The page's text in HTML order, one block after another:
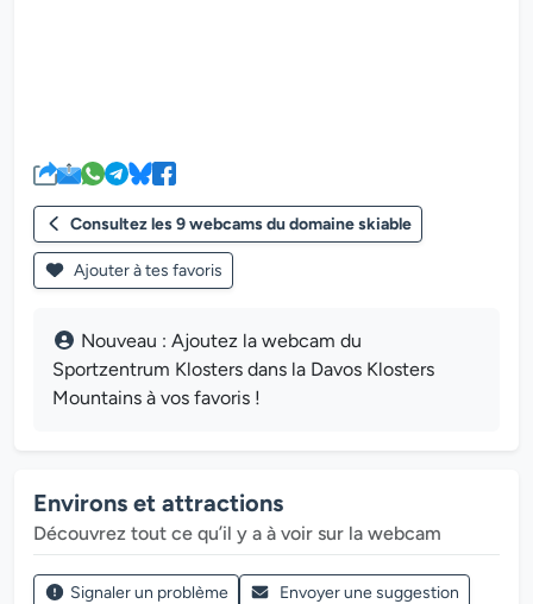
Consultez les 9 webcams du domaine skiable
Ajouter à tes favoris
Nouveau : Ajoutez la webcam du
Sportzentrum Klosters dans la Davos Klosters
Mountains à vos favoris !
Environs et attractions
Découvrez tout ce qu’il y a à voir sur la webcam
Signaler un problème Envoyer une suggestion